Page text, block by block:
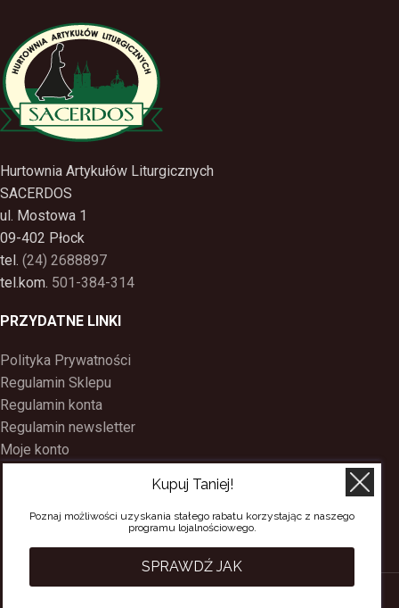
Hurtownia Artykułów Liturgicznych
SACERDOS
ul. Mostowa 1
09-402 Płock
tel. (24) 2688897
tel.kom. 501-384-314
PRZYDATNE LINKI
Polityka Prywatności
Regulamin Sklepu
Regulamin konta
Regulamin newsletter
Moje konto
Kontakt
Program Lojalnościowy
SACERDOSCREATED BYBEEON TOP. PREMIUM WEB & E-COMMERCE
Kupuj Taniej!
Poznaj możliwości uzyskania stałego rabatu korzystając z naszego
programu lojalnościowego.
SPRAWDŹ JAK